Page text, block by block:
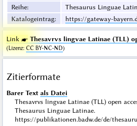
Reihe:
Thesaurus Linguae
Katalogeintrag: https://gateway-
Link ☛ Thesavrvs lingvae Latinae (TLL)
(Lizenz: CC BY-NC-ND)
Zitierformate
Barer Text als Datei
Thesavrvs lingvae Latinae (TLL) open
Thesaurus Linguae Latinae.
https://publikationen.badw.de/de/